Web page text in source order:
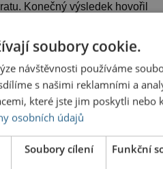
Konečný výsledek hovořil
do finále.
zápasu, soupeř rychle
minutu před koncem.
a aktivnější, nakonec půl
tak ukončila tento turnaj na
soubory cookie.
návštěvnosti používáme
s našimi reklamními a
které jste jim poskytli nebo
osobních údajů
Soubory cílení Funkční